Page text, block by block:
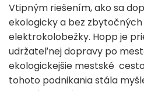
Vtipným riešením, ako sa
ekologicky a bez
elektrokolobežky. Hopp je
udržateľnej dopravy po
ekologickejšie mestské
tohoto podnikania stála